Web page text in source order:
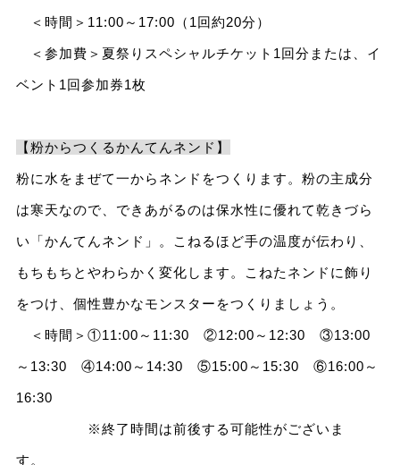
＜時間＞11:00～17:00（1回約20分）
＜参加費＞夏祭りスペシャルチケット1回分または、イ
ベント1回参加券1枚
【粉からつくるかんてんネンド】
粉に水をまぜて一からネンドをつくります。粉の主成分
は寒天なので、できあがるのは保水性に優れて乾きづら
い「かんてんネンド」。こねるほど手の温度が伝わり、
もちもちとやわらかく変化します。こねたネンドに飾り
をつけ、個性豊かなモンスターをつくりましょう。
＜時間＞①11:00～11:30 ②12:00～12:30 ③13:00
～13:30 ④14:00～14:30 ⑤15:00～15:30 ⑥16:00～
16:30
※終了時間は前後する可能性がございま
す。